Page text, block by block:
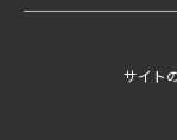
サイト